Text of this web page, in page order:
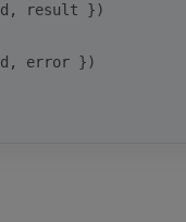
result })
error })